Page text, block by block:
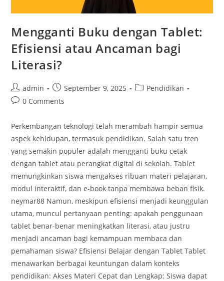
Mengganti Buku dengan Tablet:
Efisiensi atau Ancaman bagi
Literasi?
Post
author:
admin
Post
published:
September 9, 2025
PostPendidikan
Post0 Comments
Perkembangan teknologi telah merambah hampir semua
aspek kehidupan, termasuk pendidikan. Salah satu tren
yang semakin populer adalah mengganti buku cetak
dengan tablet atau perangkat digital di sekolah. Tablet
memungkinkan siswa mengakses ribuan materi pelajaran,
modul interaktif, dan e-book tanpa membawa beban fisik.
neymar88 Namun, meskipun efisiensi menjadi keunggulan
utama, muncul pertanyaan penting: apakah penggunaan
tablet benar-benar meningkatkan literasi, atau justru
menjadi ancaman bagi kemampuan membaca dan
pemahaman siswa? Efisiensi Belajar dengan Tablet Tablet
menawarkan berbagai keuntungan dalam konteks
pendidikan: Akses Materi Cepat dan Lengkap: Siswa dapat